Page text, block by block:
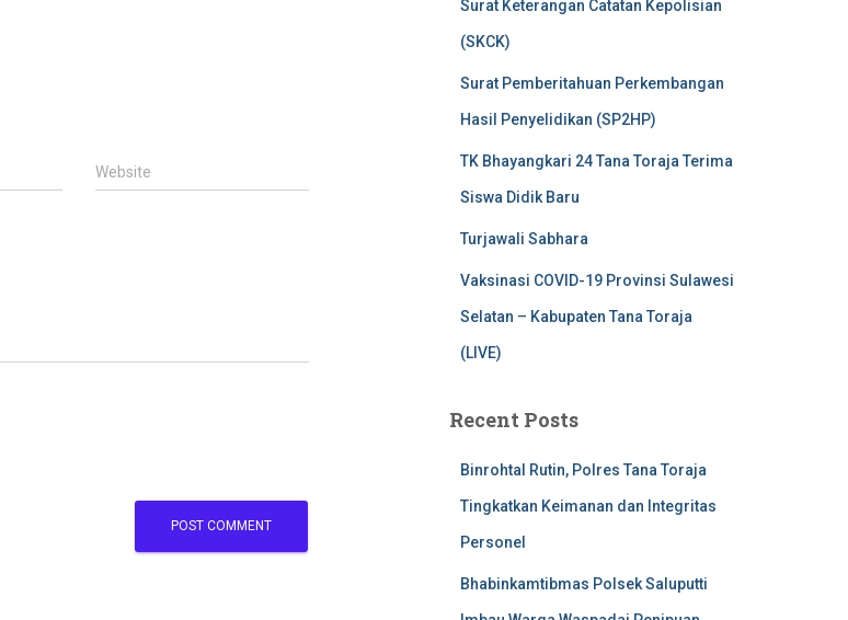
Website
Surat Keterangan Catatan Kepolisian
(SKCK)
Surat Pemberitahuan Perkembangan
Hasil Penyelidikan (SP2HP)
TK Bhayangkari 24 Tana Toraja Terima
Siswa Didik Baru
Turjawali Sabhara
Vaksinasi COVID-19 Provinsi Sulawesi
Selatan – Kabupaten Tana Toraja
(LIVE)
Recent Posts
Binrohtal Rutin, Polres Tana Toraja
Tingkatkan Keimanan dan Integritas
Personel
Bhabinkamtibmas Polsek Saluputti